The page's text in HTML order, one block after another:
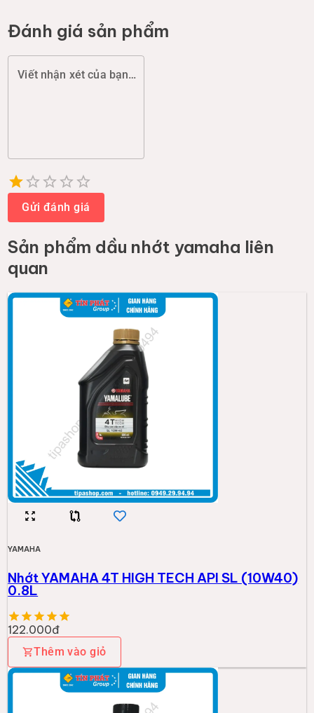
Đánh giá sản phẩm
Viết nhận xét của bạn (chất lượng, đóng gói, giao hàng...)
1 Star
2 Stars
3 Stars
4 Stars
5 Stars
Gửi đánh giá
Sản phẩm dầu nhớt yamaha liên
quan
YAMAHA
Nhớt YAMAHA 4T HIGH TECH API SL (10W40)
0.8L
122.000đ
Thêm vào giỏ